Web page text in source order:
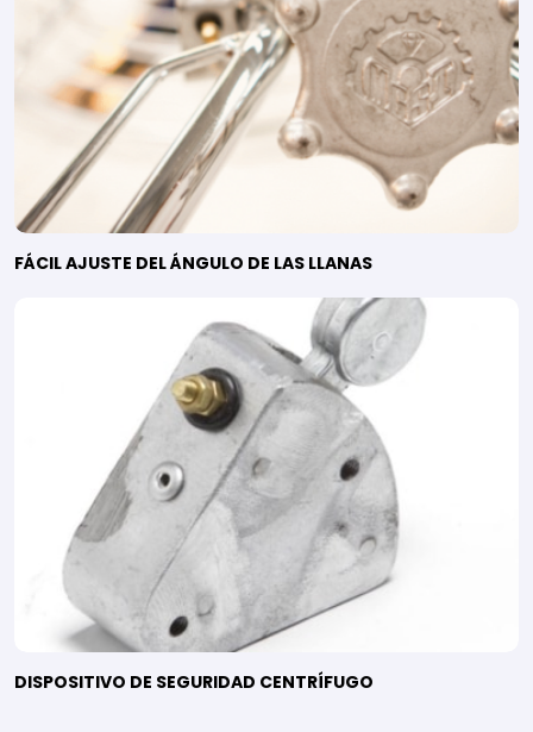
FÁCIL AJUSTE DEL ÁNGULO DE LAS LLANAS
DISPOSITIVO DE SEGURIDAD CENTRÍFUGO